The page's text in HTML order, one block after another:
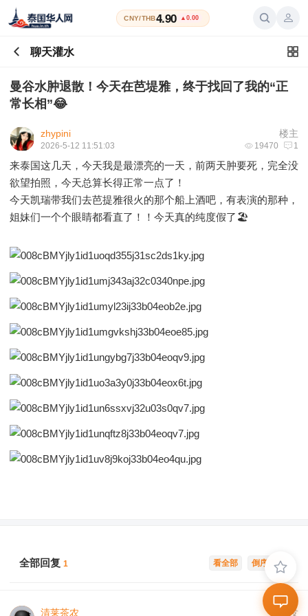
CNY/THB4.90 ▲0.00
聊天灌水
曼谷水肿退散！今天在芭堤雅，终于找回了我的“正
常长相”😂
楼主
zhypini
19470 1
2026-5-12 11:51:03
来泰国这几天，今天我是最漂亮的一天，前两天肿要死，完全没
欲望拍照，今天总算长得正常一点了！
今天凯瑞带我们去芭提雅很火的那个船上酒吧，有表演的那种，
姐妹们一个个眼睛都看直了！！今天真的纯度假了🏖️ ​
倒序浏览
看全部
全部回复 1
沙发
清莱茶农